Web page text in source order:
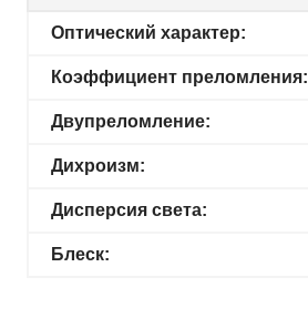
Оптический характер:
Коэффициент преломления:
Двупреломление:
Дихроизм:
Дисперсия света:
Блеск: